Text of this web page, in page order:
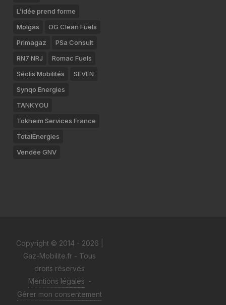
L’idée prend forme
Molgas
OG Clean Fuels
Primagaz
PSa Consult
RN7 NRJ
Romac Fuels
Séolis Mobilités
SEVEN
Synqo Energies
TANKYOU
Tokheim Services France
TotalEnergies
Vendée GNV
Copyright © 2014 - 2026 |
Gaz-Mobilite.fr - Tous
droits réservés
Mentions légales -
Gérer mon consentement